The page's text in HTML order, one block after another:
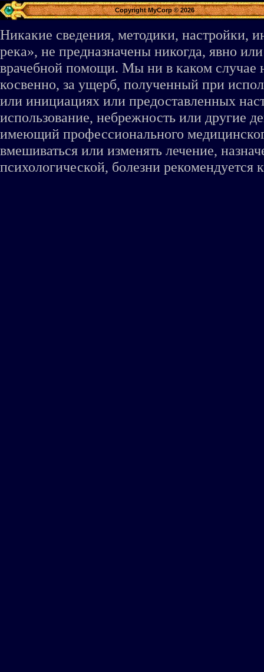
Copyright MyCorp © 2026
Никакие сведения, методики, настройки,
река», не предназначены никогда, явно
врачебной помощи. Мы ни в каком случае
косвенно, за ущерб, полученный при
или инициациях или предоставленных
использование, небрежность или другие
имеющий профессионального
вмешиваться или изменять лечение,
психологической, болезни рекомендуется